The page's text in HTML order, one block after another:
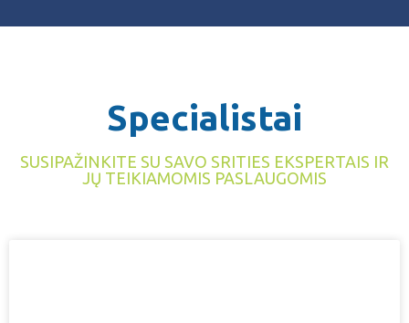
Specialistai
SUSIPAŽINKITE SU SAVO SRITIES EKSPERTAIS IR
JŲ TEIKIAMOMIS PASLAUGOMIS